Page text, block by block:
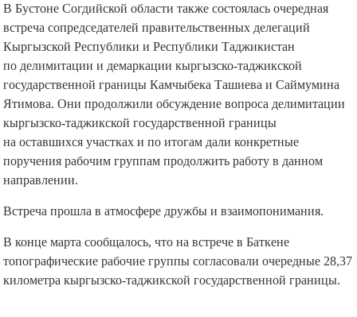
В Бустоне Согдийской области также состоялась очередная
встреча сопредседателей правительственных делегаций
Кыргызской Республики и Республики Таджикистан
по делимитации и демаркации кыргызско-таджикской
государственной границы Камчыбека Ташиева и Саймумина
Ятимова. Они продолжили обсуждение вопроса делимитации
кыргызско-таджикской государственной границы
на оставшихся участках и по итогам дали конкретные
поручения рабочим группам продолжить работу в данном
направлении.
Встреча прошла в атмосфере дружбы и взаимопонимания.
В конце марта сообщалось, что на встрече в Баткене
топографические рабочие группы согласовали очередные 28,37
километра кыргызско-таджикской государственной границы.